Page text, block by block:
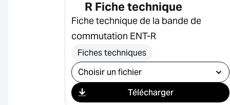
R Fiche technique
Fiche technique de la bande de
commutation ENT-R
Fiches techniques
Sélectionner le téléchargement
Télécharger